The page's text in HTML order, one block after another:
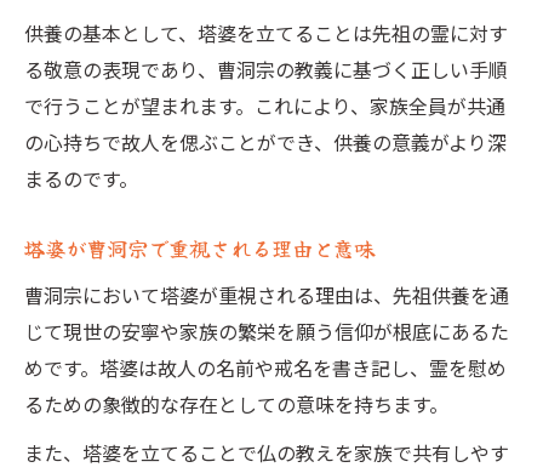
供養の基本として、塔婆を立てることは先祖の霊に対す
る敬意の表現であり、曹洞宗の教義に基づく正しい手順
で行うことが望まれます。これにより、家族全員が共通
の心持ちで故人を偲ぶことができ、供養の意義がより深
まるのです。
塔婆が曹洞宗で重視される理由と意味
曹洞宗において塔婆が重視される理由は、先祖供養を通
じて現世の安寧や家族の繁栄を願う信仰が根底にあるた
めです。塔婆は故人の名前や戒名を書き記し、霊を慰め
るための象徴的な存在としての意味を持ちます。
また、塔婆を立てることで仏の教えを家族で共有しやす